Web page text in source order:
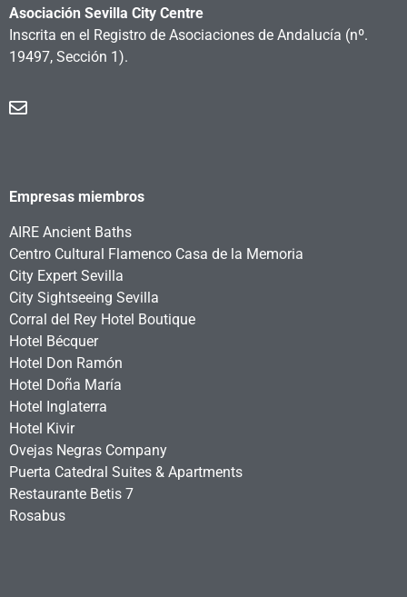
Asociación Sevilla City Centre
Inscrita en el Registro de Asociaciones de Andalucía (nº.
19497, Sección 1).
Empresas miembros
AIRE Ancient Baths
Centro Cultural Flamenco Casa de la Memoria
City Expert Sevilla
City Sightseeing Sevilla
Corral del Rey Hotel Boutique
Hotel Bécquer
Hotel Don Ramón
Hotel Doña María
Hotel Inglaterra
Hotel Kivir
Ovejas Negras Company
Puerta Catedral Suites & Apartments
Restaurante Betis 7
Rosabus